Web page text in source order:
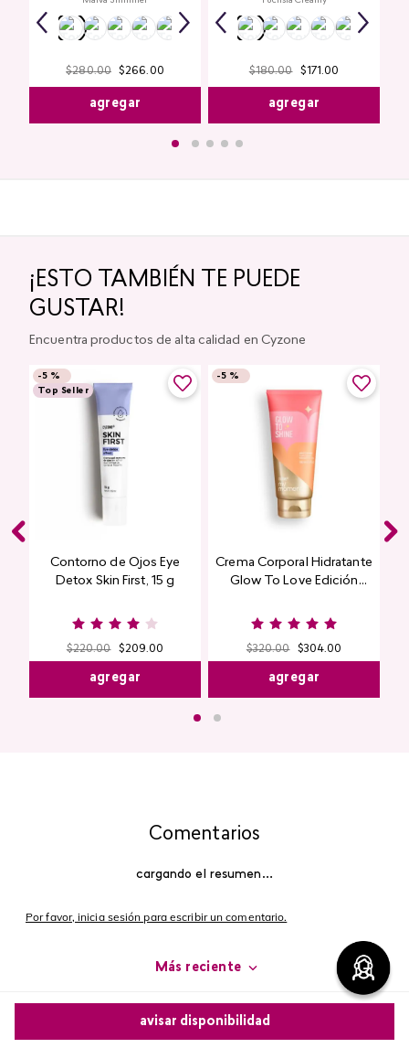
avisar disponibilidad
$280.00 $266.00
agregar
$180.00 $171.00
agregar
¡ESTO TAMBIÉN TE PUEDE
GUSTAR!
Encuentra productos de alta calidad en Cyzone
-5 %
Top Seller
Contorno de Ojos Eye
Detox Skin First, 15 g
$220.00 $209.00
agregar
-5 %
Crema Corporal Hidratante
Glow To Love Edición
$320.00 $304.00
agregar
Comentarios
cargando el resumen…
Por favor, inicia sesión para escribir un comentario.
Más reciente
Cargando comentarios…